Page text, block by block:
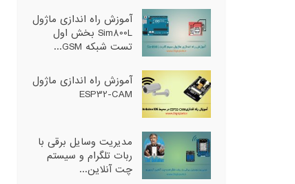
آموزش راه اندازی ماژول
Sim800L بخش اول
تست شبکه GSM...
آموزش راه اندازی ماژول
ESP32-CAM
مدیریت وسایل برقی با
ربات تلگرام و سیستم
چت آنلاین...